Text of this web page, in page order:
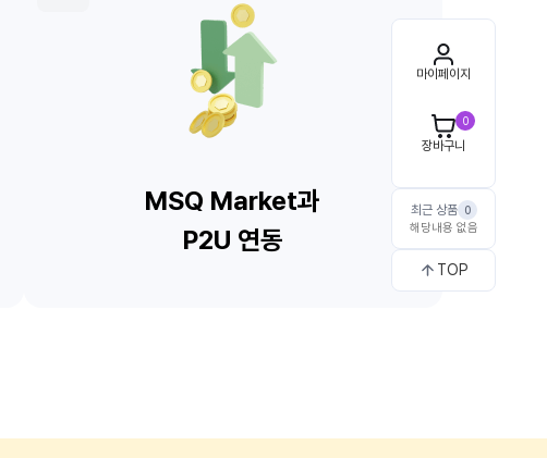
마이페이지
0
장바구니
최근 상품 0
해당내용 없음
TOP